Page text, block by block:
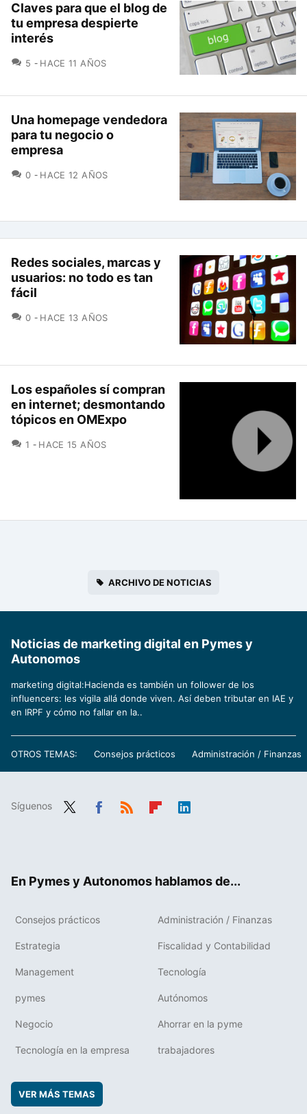
Claves para que el blog de
tu empresa despierte
interés
5 COMENTARIOS
HACE 11 AÑOS
Una homepage vendedora
para tu negocio o
empresa
0 COMENTARIOS
HACE 12 AÑOS
Redes sociales, marcas y
usuarios: no todo es tan
fácil
0 COMENTARIOS
HACE 13 AÑOS
Los españoles sí compran
en internet; desmontando
tópicos en OMExpo
1 COMENTARIOS
HACE 15 AÑOS
ARCHIVO DE NOTICIAS
Noticias de marketing digital en Pymes y
Autonomos
marketing digital:Hacienda es también un follower de los
influencers: les vigila allá donde viven. Así deben tributar en IAE y
en IRPF y cómo no fallar en la..
OTROS TEMAS: Consejos prácticos Administración / Finanzas
Síguenos
En Pymes y Autonomos hablamos de...
Consejos prácticos Administración / Finanzas
Estrategia Fiscalidad y Contabilidad
Management Tecnología
pymes Autónomos
Negocio Ahorrar en la pyme
Tecnología en la empresa trabajadores
VER MÁS TEMAS